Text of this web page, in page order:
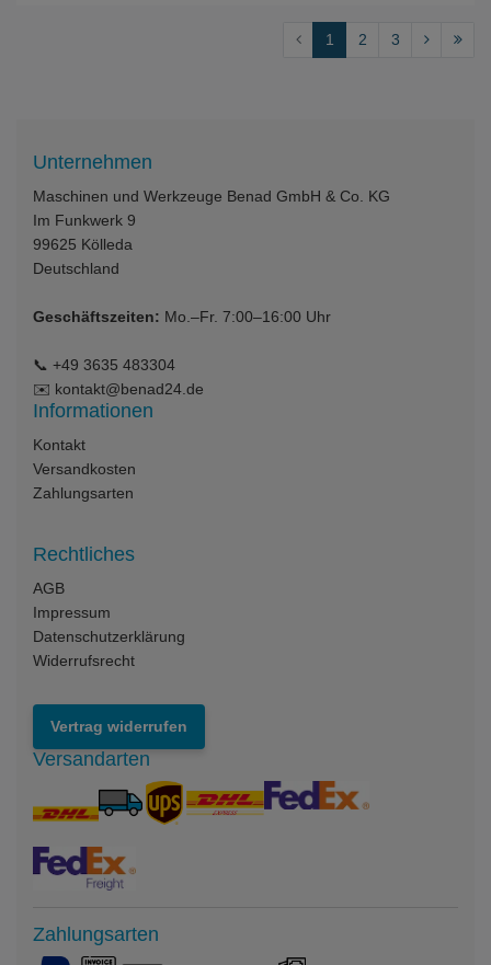
1 2 3
Unternehmen
Maschinen und Werkzeuge Benad GmbH & Co. KG
Im Funkwerk 9
99625 Kölleda
Deutschland
Geschäftszeiten: Mo.–Fr. 7:00–16:00 Uhr
📞 +49 3635 483304
✉️ kontakt@benad24.de
Informationen
Kontakt
Versandkosten
Zahlungsarten
Rechtliches
AGB
Impressum
Datenschutzerklärung
Widerrufsrecht
Vertrag widerrufen
Versandarten
Zahlungsarten